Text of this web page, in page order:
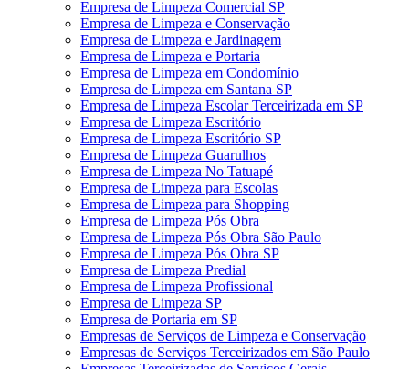
Empresa de Limpeza Comercial SP
Empresa de Limpeza e Conservação
Empresa de Limpeza e Jardinagem
Empresa de Limpeza e Portaria
Empresa de Limpeza em Condomínio
Empresa de Limpeza em Santana SP
Empresa de Limpeza Escolar Terceirizada em SP
Empresa de Limpeza Escritório
Empresa de Limpeza Escritório SP
Empresa de Limpeza Guarulhos
Empresa de Limpeza No Tatuapé
Empresa de Limpeza para Escolas
Empresa de Limpeza para Shopping
Empresa de Limpeza Pós Obra
Empresa de Limpeza Pós Obra São Paulo
Empresa de Limpeza Pós Obra SP
Empresa de Limpeza Predial
Empresa de Limpeza Profissional
Empresa de Limpeza SP
Empresa de Portaria em SP
Empresas de Serviços de Limpeza e Conservação
Empresas de Serviços Terceirizados em São Paulo